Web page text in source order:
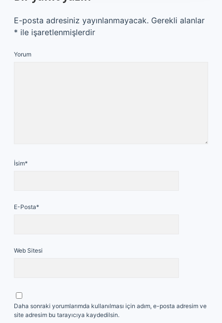
E-posta adresiniz yayınlanmayacak. Gerekli alanlar
* ile işaretlenmişlerdir
Yorum
İsim*
E-Posta*
Web Sitesi
Daha sonraki yorumlarımda kullanılması için adım, e-posta adresim ve
site adresim bu tarayıcıya kaydedilsin.